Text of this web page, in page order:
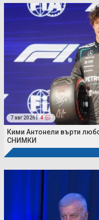
7 авг 2026 | 4
Кими Антонели върти
СНИМКИ